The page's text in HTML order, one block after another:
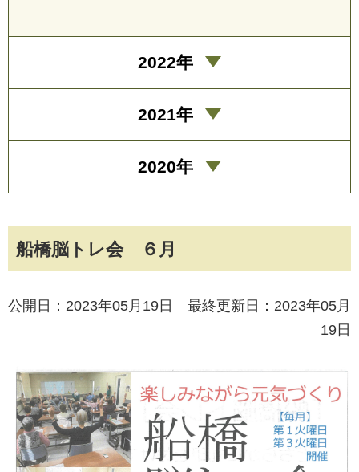
船橋脳トレ会 ６月
公開日：2023年05月19日 最終更新日：2023年05月
19日
2022年
2021年
2020年